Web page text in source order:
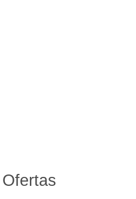
Ofertas